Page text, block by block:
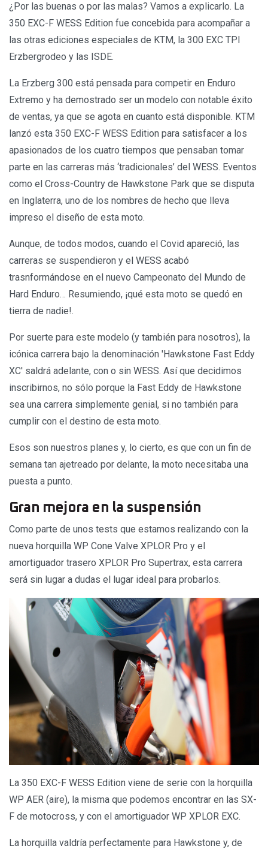
¿Por las buenas o por las malas? Vamos a explicarlo. La
350 EXC-F WESS Edition fue concebida para acompañar a
las otras ediciones especiales de KTM, la 300 EXC TPI
Erzbergrodeo y las ISDE.
La Erzberg 300 está pensada para competir en Enduro
Extremo y ha demostrado ser un modelo con notable éxito
de ventas, ya que se agota en cuanto está disponible. KTM
lanzó esta 350 EXC-F WESS Edition para satisfacer a los
apasionados de los cuatro tiempos que pensaban tomar
parte en las carreras más ‘tradicionales’ del WESS. Eventos
como el Cross-Country de Hawkstone Park que se disputa
en Inglaterra, uno de los nombres de hecho que lleva
impreso el diseño de esta moto.
Aunque, de todos modos, cuando el Covid apareció, las
carreras se suspendieron y el WESS acabó
trasnformándose en el nuevo Campeonato del Mundo de
Hard Enduro… Resumiendo, ¡qué esta moto se quedó en
tierra de nadie!.
Por suerte para este modelo (y también para nosotros), la
icónica carrera bajo la denominación 'Hawkstone Fast Eddy
XC' saldrá adelante, con o sin WESS. Así que decidimos
inscribirnos, no sólo porque la Fast Eddy de Hawkstone
sea una carrera simplemente genial, si no también para
cumplir con el destino de esta moto.
Esos son nuestros planes y, lo cierto, es que con un fin de
semana tan ajetreado por delante, la moto necesitaba una
puesta a punto.
Gran mejora en la suspensión
Como parte de unos tests que estamos realizando con la
nueva horquilla WP Cone Valve XPLOR Pro y el
amortiguador trasero XPLOR Pro Supertrax, esta carrera
será sin lugar a dudas el lugar ideal para probarlos.
La 350 EXC-F WESS Edition viene de serie con la horquilla
WP AER (aire), la misma que podemos encontrar en las SX-
F de motocross, y con el amortiguador WP XPLOR EXC.
La horquilla valdría perfectamente para Hawkstone y, de